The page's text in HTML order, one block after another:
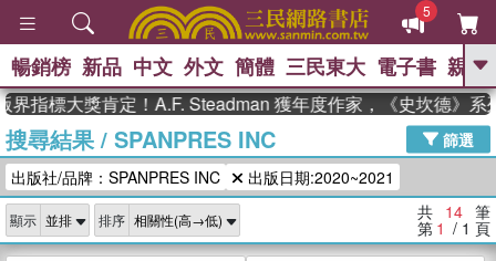
5
GO
熱搜： 東野圭吾 The Odyssey 、
父親節 、 如果歷史是一群喵 、 暑期
推薦 、 國際布克獎 臺灣漫遊錄
念華 、 台灣的李登輝時代 、 數學女
孩：黎曼猜想
偉大的迷走神經
暢銷榜 新品 中文 外文 簡體 三民東大 電子書 親子
指標大獎肯定！A.F. Steadman 獲年度作家，《史坎德》系
搜尋結果/ SPANPRES INC
篩選
出版社/品牌：SPANPRES INC
出版日期:2020~2021
顯示 排序 共 14 筆
第 1 / 1 頁